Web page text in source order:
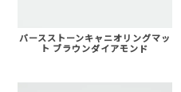
バースストーンキャニオリングマッ
ト ブラウンダイアモンド